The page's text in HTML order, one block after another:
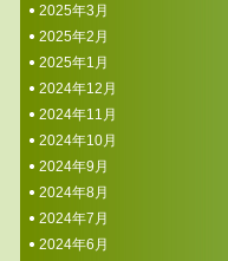
2025年3月
2025年2月
2025年1月
2024年12月
2024年11月
2024年10月
2024年9月
2024年8月
2024年7月
2024年6月